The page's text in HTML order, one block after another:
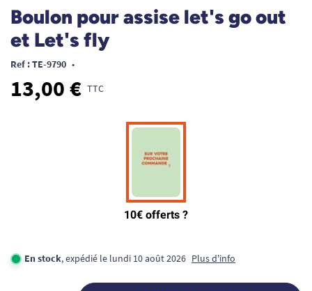
Boulon pour assise let's go out
et Let's fly
Ref : TE-9790 •
13,00 € TTC
En stock, expédié le lundi 10 août 2026 Plus d'info